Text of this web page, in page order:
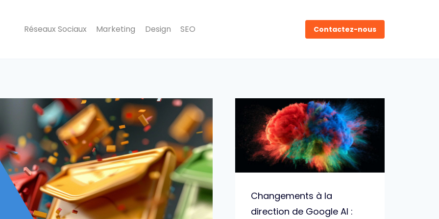
Réseaux Sociaux Marketing Design SEO Contactez-nous
Changements à la
direction de Google AI :